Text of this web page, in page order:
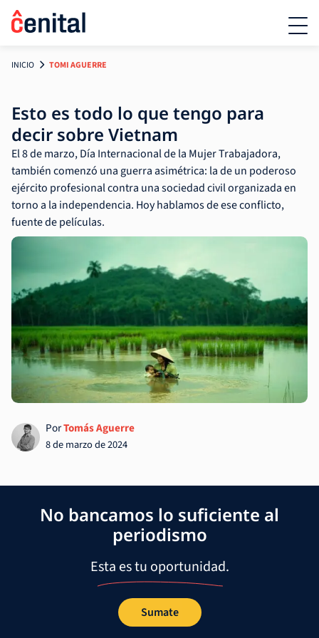
INICIO TOMI AGUERRE
Esto es todo lo que tengo para
decir sobre Vietnam
El 8 de marzo, Día Internacional de la Mujer Trabajadora,
también comenzó una guerra asimétrica: la de un poderoso
ejército profesional contra una sociedad civil organizada en
torno a la independencia. Hoy hablamos de ese conflicto,
fuente de películas.
PorTomás Aguerre
8 de marzo de 2024
No bancamos lo suficiente al
periodismo
Esta es tu oportunidad.
Sumate